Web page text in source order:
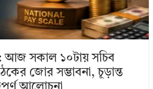
আজ সকাল ১০টায় সচিব
জোর সম্ভাবনা, চূড়ান্ত